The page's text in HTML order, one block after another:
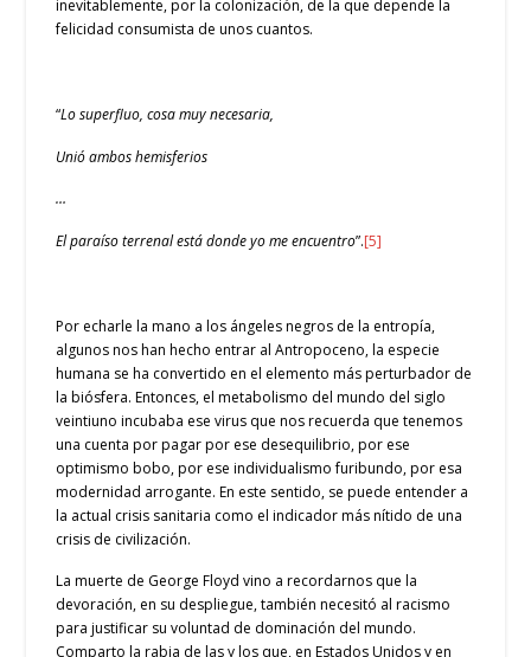
inevitablemente, por la colonización, de la que depende la
felicidad consumista de unos cuantos.
“Lo superfluo, cosa muy necesaria,
Unió ambos hemisferios
…
El paraíso terrenal está donde yo me encuentro”.[5]
Por echarle la mano a los ángeles negros de la entropía,
algunos nos han hecho entrar al Antropoceno, la especie
humana se ha convertido en el elemento más perturbador de
la biósfera. Entonces, el metabolismo del mundo del siglo
veintiuno incubaba ese virus que nos recuerda que tenemos
una cuenta por pagar por ese desequilibrio, por ese
optimismo bobo, por ese individualismo furibundo, por esa
modernidad arrogante. En este sentido, se puede entender a
la actual crisis sanitaria como el indicador más nítido de una
crisis de civilización.
La muerte de George Floyd vino a recordarnos que la
devoración, en su despliegue, también necesitó al racismo
para justificar su voluntad de dominación del mundo.
Comparto la rabia de las y los que, en Estados Unidos y en